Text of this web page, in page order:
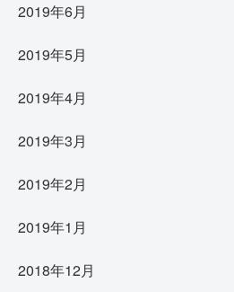
2019年6月
2019年5月
2019年4月
2019年3月
2019年2月
2019年1月
2018年12月